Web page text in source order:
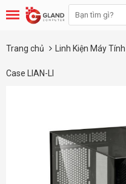
Trang chủ Linh Kiện Máy Tính
Case LIAN-LI